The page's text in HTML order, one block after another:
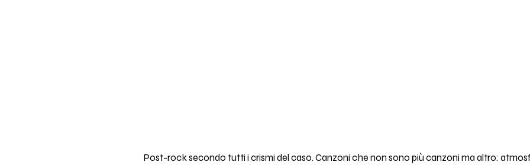
Post-rock secondo tutti i crismi del caso. Canzoni che non sono più canzoni ma altro: